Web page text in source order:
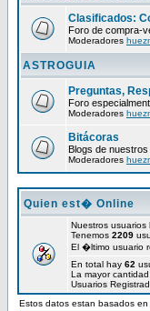
Clasificados:
Foro de compra-
Moderadores
ASTROGUIA
Preguntas,
Foro
Moderadores
Bitácoras
Blogs de
Moderadores
Quien est� Online
Nuestros
Tenemos 2209
El �ltimo usuario
En total hay 62
La mayor
Usuarios
Estos datos estan basados